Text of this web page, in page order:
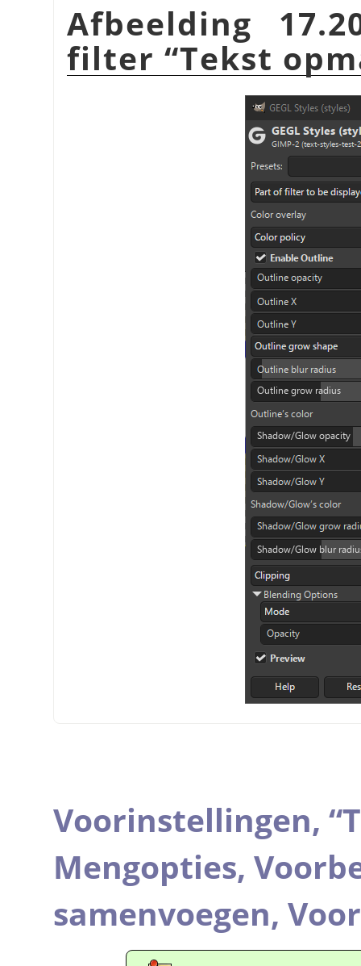
Afbeelding
filter “Tekst
Voorinstellingen, “
Mengopties,
samenvoegen,